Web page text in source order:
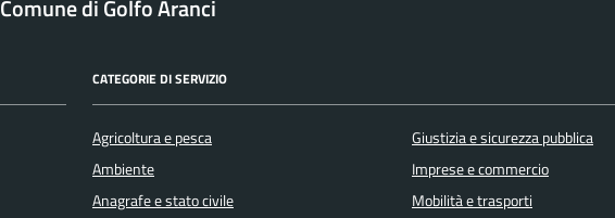
Comune di Golfo Aranci
CATEGORIE DI SERVIZIO
Agricoltura e pesca
Ambiente
Anagrafe e stato civile
Giustizia e sicurezza pubblica
Imprese e commercio
Mobilità e trasporti